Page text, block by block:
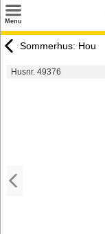
Menu
Tilbud
Sommerhus: Hou
Husnr. 49376